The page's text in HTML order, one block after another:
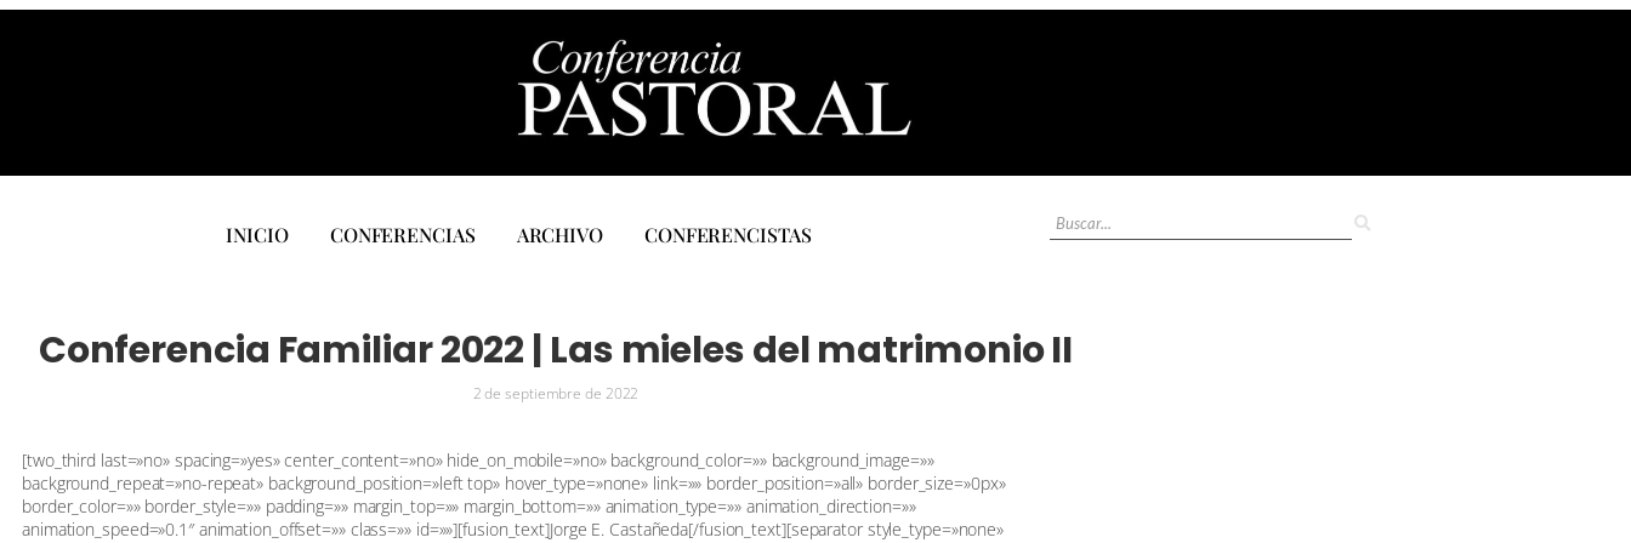
INICIO CONFERENCIAS ARCHIVO CONFERENCISTAS
Conferencia Familiar 2022 | Las mieles del matrimonio II
2 de septiembre de 2022
[two_third last=»no» spacing=»yes» center_content=»no» hide_on_mobile=»no» background_color=»» background_image=»»
background_repeat=»no-repeat» background_position=»left top» hover_type=»none» link=»» border_position=»all» border_size=»0px»
border_color=»» border_style=»» padding=»» margin_top=»» margin_bottom=»» animation_type=»» animation_direction=»»
animation_speed=»0.1″ animation_offset=»» class=»» id=»»][fusion_text]Jorge E. Castañeda[/fusion_text][separator style_type=»none»